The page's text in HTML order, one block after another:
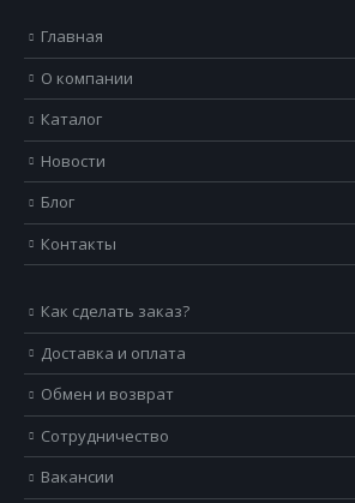
Главная
О компании
Каталог
Новости
Блог
Контакты
Как сделать заказ?
Доставка и оплата
Обмен и возврат
Сотрудничество
Вакансии